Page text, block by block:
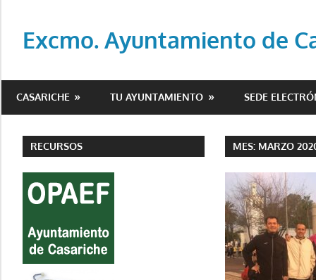
contenido
Excmo. Ayuntamiento de
del
de
Casariche
CASARICHE TU AYUNTAMIENTO SEDE
MES: MARZO
RECURSOS